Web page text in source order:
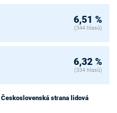
6,51 %
(344 hlasů)
6,32 %
(334 hlasů)
strana lidová